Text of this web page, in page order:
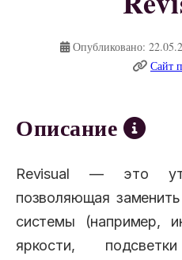
Опубликовано:
Сайт
Описание
Revisual — это
позволяющая
системы (например,
яркости,